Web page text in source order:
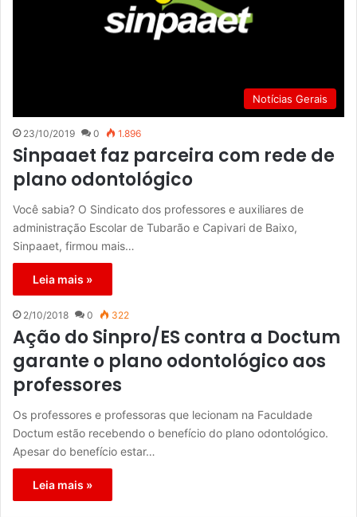
Notícias Gerais
23/10/2019 0 1.896
Sinpaaet faz parceira com rede de
plano odontológico
Você sabia? O Sindicato dos professores e auxiliares de
administração Escolar de Tubarão e Capivari de Baixo,
Sinpaaet, firmou mais…
Leia mais »
2/10/2018 0 322
Ação do Sinpro/ES contra a Doctum
garante o plano odontológico aos
professores
Os professores e professoras que lecionam na Faculdade
Doctum estão recebendo o benefício do plano odontológico.
Apesar do benefício estar…
Leia mais »